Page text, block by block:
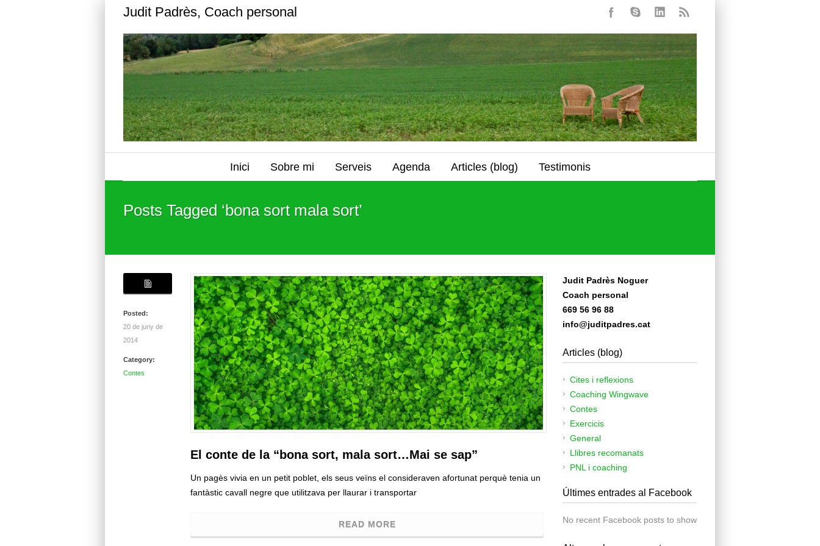
Judit Padrès, Coach personal
Inici Sobre mi Serveis Agenda Articles (blog) Testimonis
Posts Tagged ‘bona sort mala sort’
Posted:
20 de juny de
2014
Category:
Contes
El conte de la “bona sort, mala sort…Mai se sap”
Un pagès vivia en un petit poblet, els seus veïns el consideraven afortunat perquè tenia un
fantàstic cavall negre que utilitzava per llaurar i transportar
READ MORE
Judit Padrès Noguer
Coach personal
669 56 96 88
info@juditpadres.cat
Articles (blog)
Cites i reflexions
Coaching Wingwave
Contes
Exercicis
General
Llibres recomanats
PNL i coaching
Últimes entrades al Facebook
No recent Facebook posts to show